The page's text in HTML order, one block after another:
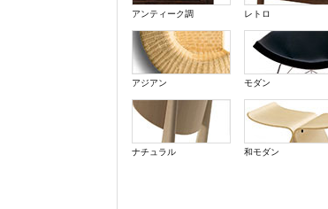
アンティーク調 レトロ
アジアン モダン
ナチュラル 和モダン